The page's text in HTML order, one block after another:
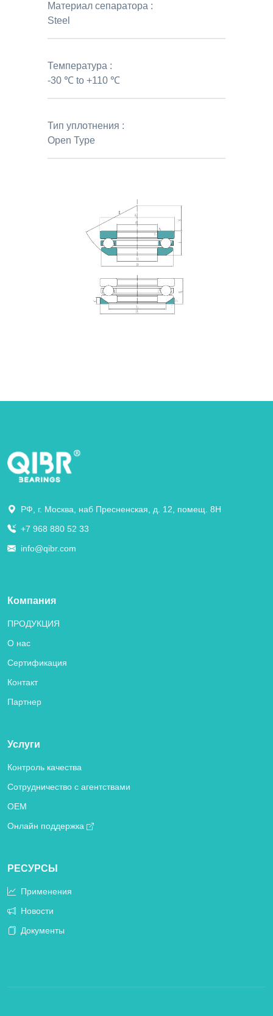
Материал сепаратора :
Steel
Температура :
-30 ℃ to +110 ℃
Тип уплотнения :
Open Type
РФ, г. Москва, наб Пресненская, д. 12, помещ. 8Н
+7 968 880 52 33
info@qibr.com
Компания
ПРОДУКЦИЯ
О нас
Сертификация
Контакт
Партнер
Услуги
Контроль качества
Сотрудничество с агентствами
OEM
Онлайн поддержка
РЕСУРСЫ
Применения
Новости
Документы